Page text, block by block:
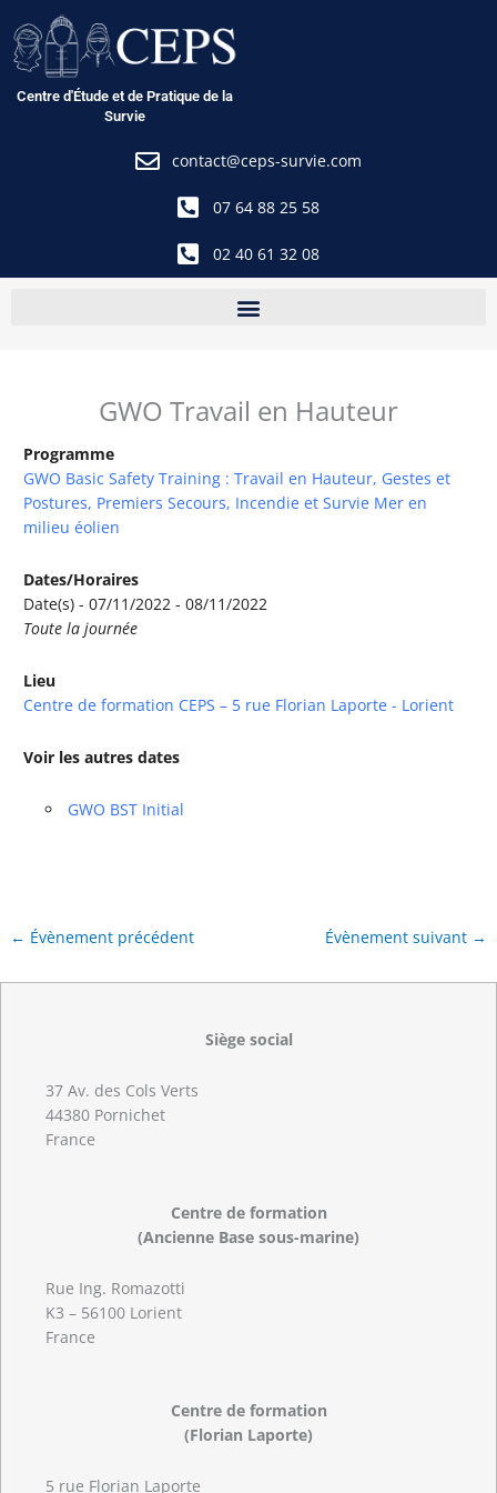
au
contenu
Centre d'Étude et de Pratique de la
Survie
contact@ceps-survie.com
07 64 88 25 58
02 40 61 32 08
GWO Travail en Hauteur
Programme
GWO Basic Safety Training : Travail en Hauteur, Gestes et
Postures, Premiers Secours, Incendie et Survie Mer en
milieu éolien
Dates/Horaires
Date(s) - 07/11/2022 - 08/11/2022
Toute la journée
Lieu
Centre de formation CEPS – 5 rue Florian Laporte - Lorient
Voir les autres dates
GWO BST Initial
← Évènement précédent Évènement suivant →
Siège social
37 Av. des Cols Verts
44380 Pornichet
France
Centre de formation
(Ancienne Base sous-marine)
Rue Ing. Romazotti
K3 – 56100 Lorient
France
Centre de formation
(Florian Laporte)
5 rue Florian Laporte